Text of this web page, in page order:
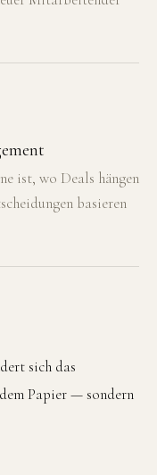
ist, wo Deals hängen
basieren
sich das
Papier — sondern